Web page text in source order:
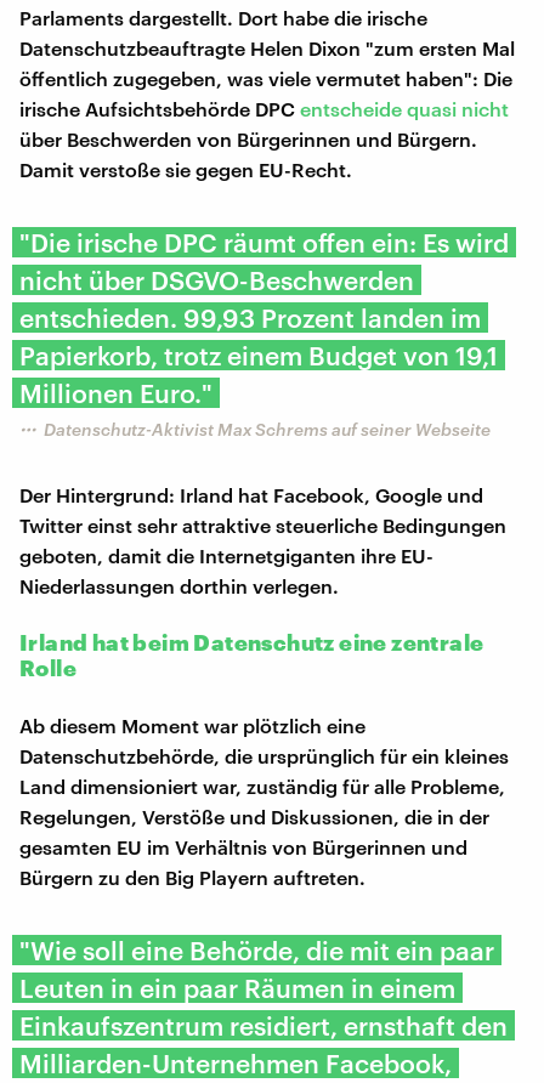
Parlaments dargestellt. Dort habe die irische
Datenschutzbeauftragte Helen Dixon "zum ersten Mal
öffentlich zugegeben, was viele vermutet haben": Die
irische Aufsichtsbehörde DPC entscheide quasi nicht
über Beschwerden von Bürgerinnen und Bürgern.
Damit verstoße sie gegen EU-Recht.
"Die irische DPC räumt offen ein: Es wird
nicht über DSGVO-Beschwerden
entschieden. 99,93 Prozent landen im
Papierkorb, trotz einem Budget von 19,1
Millionen Euro."
Datenschutz-Aktivist Max Schrems auf seiner Webseite
Der Hintergrund: Irland hat Facebook, Google und
Twitter einst sehr attraktive steuerliche Bedingungen
geboten, damit die Internetgiganten ihre EU-
Niederlassungen dorthin verlegen.
Irland hat beim Datenschutz eine zentrale
Rolle
Ab diesem Moment war plötzlich eine
Datenschutzbehörde, die ursprünglich für ein kleines
Land dimensioniert war, zuständig für alle Probleme,
Regelungen, Verstöße und Diskussionen, die in der
gesamten EU im Verhältnis von Bürgerinnen und
Bürgern zu den Big Playern auftreten.
"Wie soll eine Behörde, die mit ein paar
Leuten in ein paar Räumen in einem
Einkaufszentrum residiert, ernsthaft den
Milliarden-Unternehmen Facebook,